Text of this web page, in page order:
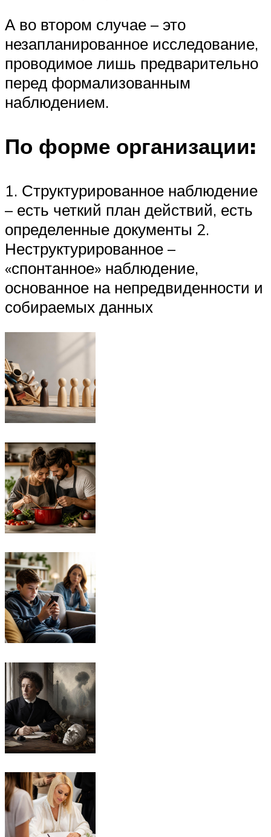
А во втором случае – это
незапланированное исследование,
проводимое лишь предварительно
перед формализованным
наблюдением.
По форме организации:
1. Структурированное наблюдение
– есть четкий план действий, есть
определенные документы 2.
Неструктурированное –
«спонтанное» наблюдение,
основанное на непредвиденности и
собираемых данных